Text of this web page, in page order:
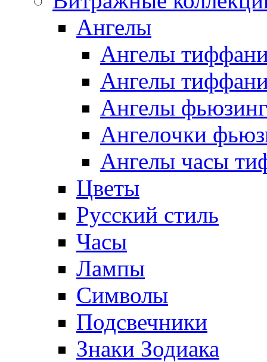
Ангелы
Ангелы
Ангелы
Ангелы фьюзинг
Ангелочки
Ангелы часы
Цветы
Русский стиль
Часы
Лампы
Символы
Подсвечники
Знаки Зодиака